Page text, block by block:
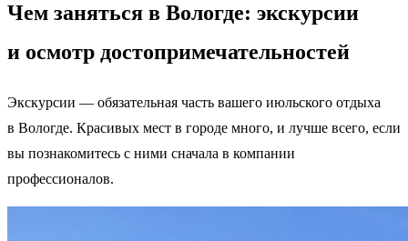
Чем заняться в Вологде: экскурсии
и осмотр достопримечательностей
Экскурсии — обязательная часть вашего июльского отдыха
в Вологде. Красивых мест в городе много, и лучше всего, если
вы познакомитесь с ними сначала в компании
профессионалов.